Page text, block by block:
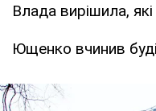
Влада вирішила,
Ющенко вчинив